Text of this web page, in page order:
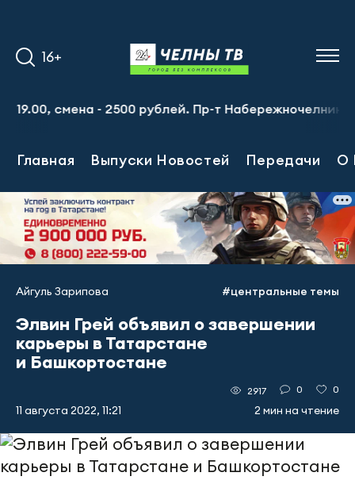
16+
смена - 2500 рублей. Пр-т Набережночелнинский,
Главная Выпуски Новостей Передачи О
Айгуль Зарипова #центральные темы
Элвин Грей объявил о завершении
карьеры в Татарстане
и Башкортостане
11 августа 2022, 11:21
2917 0 0
2 мин на чтение